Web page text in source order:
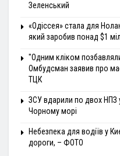
Зеленський
«Одіссея» стала для
який заробив понад $1
"Одним кліком
Омбудсман заявив про
ТЦК
ЗСУ вдарили по двох НПЗ у
Чорному морі
Небезпека для водіїв у
дороги, – ФОТО